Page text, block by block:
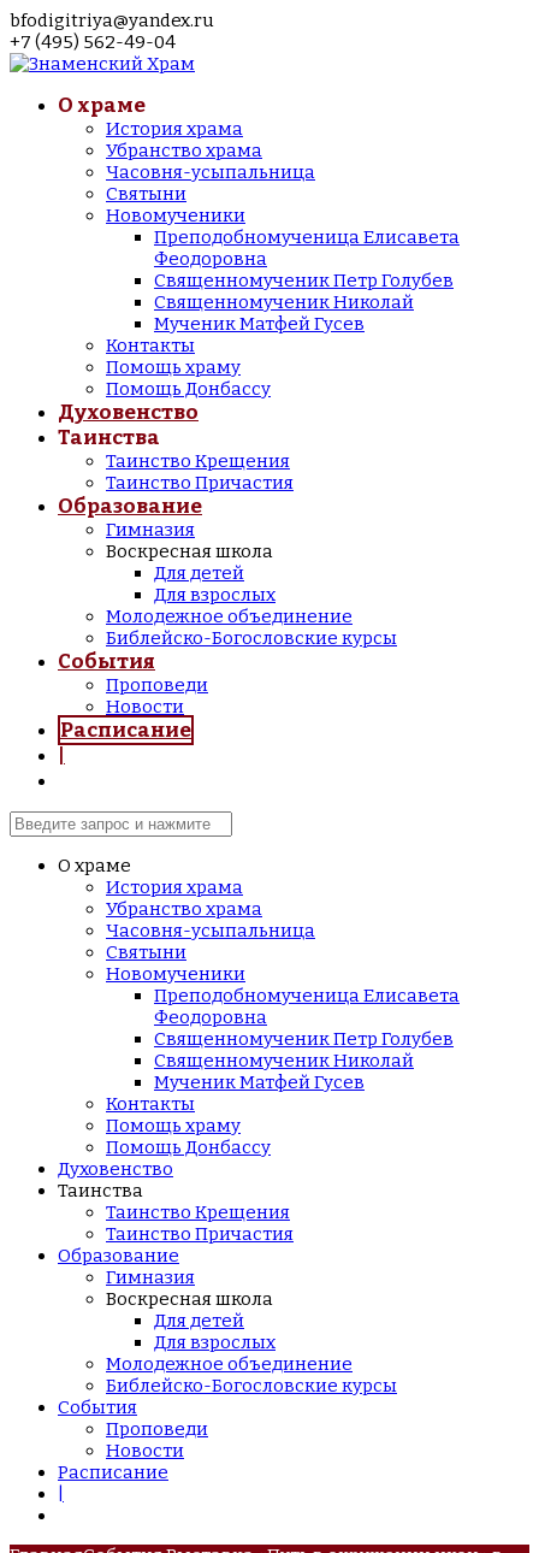
bfodigitriya@yandex.ru
+7 (495) 562-49-04
О храме
История храма
Убранство храма
Часовня-усыпальница
Святыни
Новомученики
Преподобномученица Елисавета
Феодоровна
Священномученик Петр Голубев
Священномученик Николай
Мученик Матфей Гусев
Контакты
Помощь храму
Помощь Донбассу
Духовенство
Таинства
Таинство Крещения
Таинство Причастия
Образование
Гимназия
Воскресная школа
Для детей
Для взрослых
Молодежное объединение
Библейско-Богословские курсы
События
Проповеди
Новости
Расписание
О храме
История храма
Убранство храма
Часовня-усыпальница
Святыни
Новомученики
Преподобномученица Елисавета
Феодоровна
Священномученик Петр Голубев
Священномученик Николай
Мученик Матфей Гусев
Контакты
Помощь храму
Помощь Донбассу
Духовенство
Таинства
Таинство Крещения
Таинство Причастия
Образование
Гимназия
Воскресная школа
Для детей
Для взрослых
Молодежное объединение
Библейско-Богословские курсы
События
Проповеди
Новости
Расписание